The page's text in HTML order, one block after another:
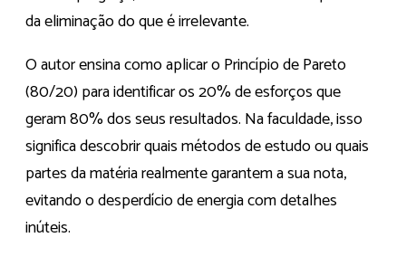
da eliminação do que é irrelevante.
O autor ensina como aplicar o Princípio de Pareto
(80/20) para identificar os 20% de esforços que
geram 80% dos seus resultados. Na faculdade, isso
significa descobrir quais métodos de estudo ou quais
partes da matéria realmente garantem a sua nota,
evitando o desperdício de energia com detalhes
inúteis.